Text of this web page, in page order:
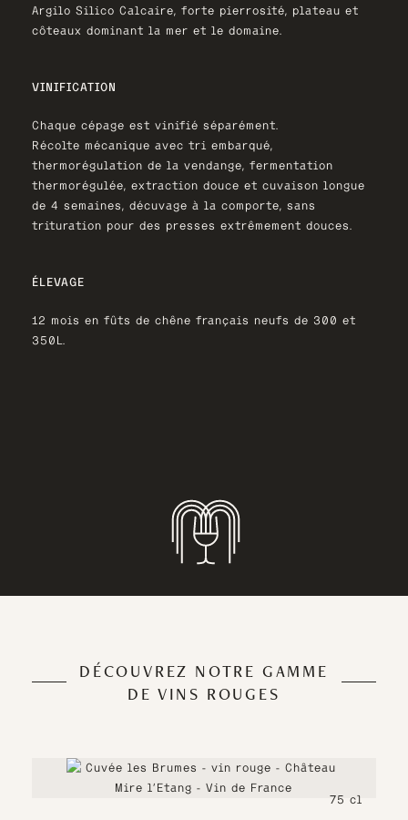
Argilo Silico Calcaire, forte pierrosité, plateau et
côteaux dominant la mer et le domaine.
VINIFICATION
Chaque cépage est vinifié séparément.
Récolte mécanique avec tri embarqué,
thermorégulation de la vendange, fermentation
thermorégulée, extraction douce et cuvaison longue
de 4 semaines, décuvage à la comporte, sans
trituration pour des presses extrêmement douces.
ÉLEVAGE
12 mois en fûts de chêne français neufs de 300 et
350L.
DÉCOUVREZ NOTRE GAMME
DE VINS ROUGES
75 cl